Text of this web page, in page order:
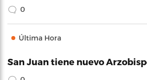
0
Última Hora
San Juan tiene nuevo